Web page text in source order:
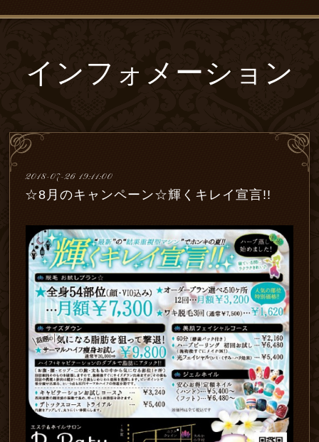
インフォメーション
2018-07-26 19:11:00
☆8月のキャンペーン☆輝くキレイ宣言!!